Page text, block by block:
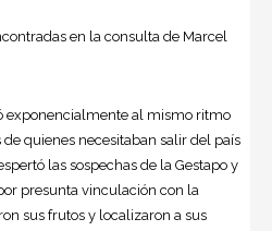
en la consulta de Marcel
exponencialmente al mismo ritmo
quienes necesitaban salir del país
las sospechas de la Gestapo y
presunta vinculación con la
sus frutos y localizaron a sus